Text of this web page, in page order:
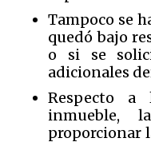
Tampoco se
quedó bajo
o si se
adicionales
Respecto a
inmueble,
proporcionar